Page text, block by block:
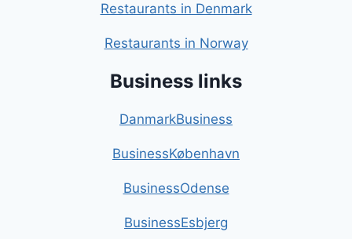
Restaurants in Denmark
Restaurants in Norway
Business links
DanmarkBusiness
BusinessKøbenhavn
BusinessOdense
BusinessEsbjerg